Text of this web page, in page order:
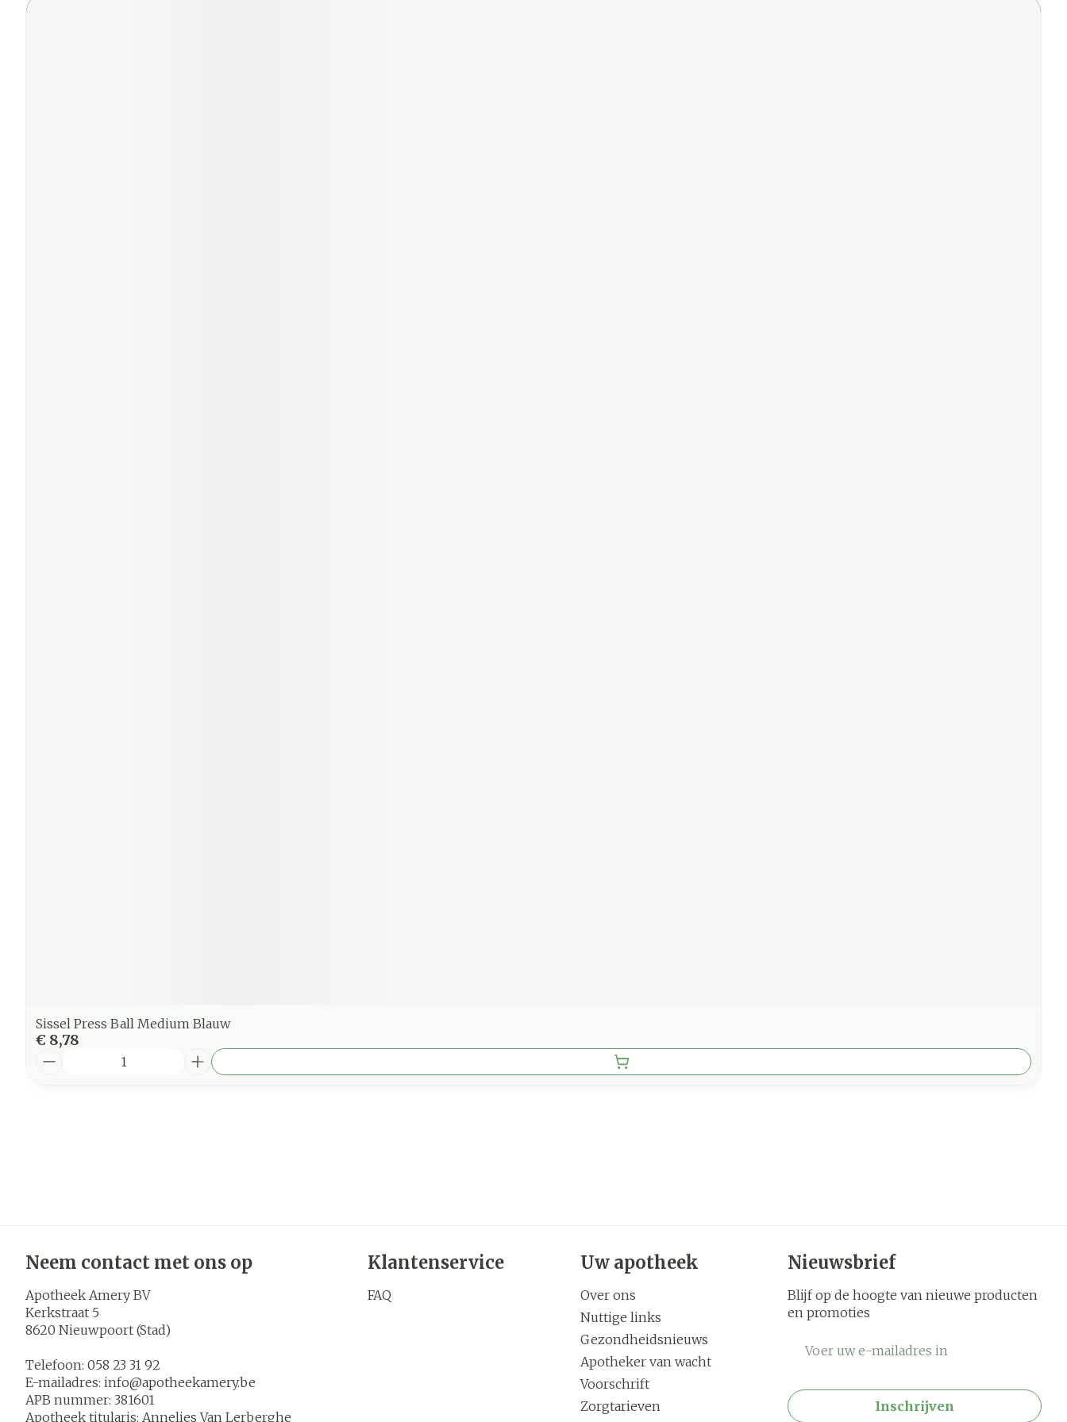
Sissel Press Ball Medium Blauw
€ 8,78
Neem contact met ons op
Apotheek Amery BV
Kerkstraat 5
8620 Nieuwpoort (Stad)
Telefoon: 058 23 31 92
E-mailadres: info@apotheekamery.be
APB nummer: 381601
Apotheek titularis: Annelies Van Lerberghe
Klantenservice
FAQ
Uw apotheek
Over ons
Nuttige links
Gezondheidsnieuws
Apotheker van wacht
Voorschrift
Zorgtarieven
Nieuwsbrief
Blijf op de hoogte van nieuwe producten
en promoties
Inschrijven